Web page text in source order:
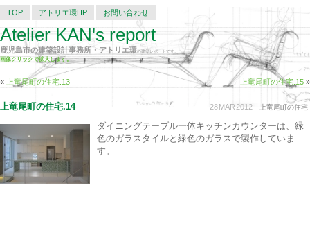
TOP アトリエ環HP お問い合わせ
Atelier KAN's report
鹿児島市の建築設計事務所・アトリエ環の建築レポートです。
画像クリックで拡大します。
« 上竜尾町の住宅.13 上竜尾町の住宅.15 »
28MAR2012 上竜尾町の住宅
上竜尾町の住宅.14
ダイニングテーブル一体キッチンカウンターは、緑
色のガラスタイルと緑色のガラスで製作していま
す。